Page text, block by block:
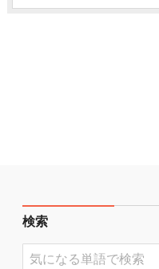
検索